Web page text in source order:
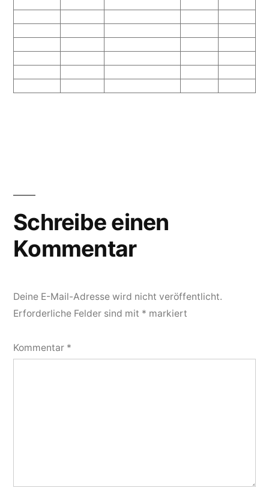
Schreibe einen
Kommentar
Deine E-Mail-Adresse wird nicht veröffentlicht.
Erforderliche Felder sind mit * markiert
Kommentar *